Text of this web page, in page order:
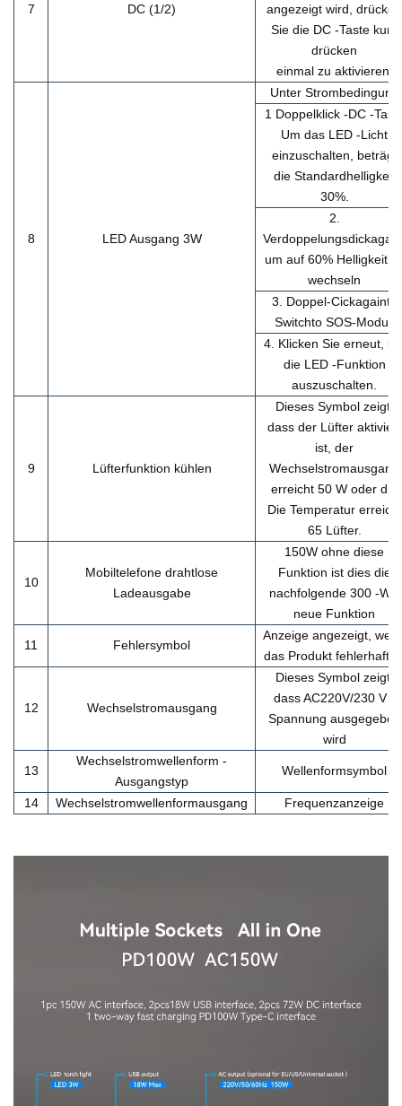
7 DC (1/2)
angezeigt wird, drücken
Sie die DC -Taste kurz
drücken
einmal zu aktivieren.
8 L ED Ausgang 3W
Unter Strombedingung
1 Doppelklick -DC -
Um das LED -Licht
einzuschalten, beträgt
die Standardhelligkeit
30%.
2.
um auf 60% Helligkeit
wechseln
3. Doppel-Cickagainto
Switchto SOS-Modus
4. Klicken Sie erneut,
die LED -Funktion
auszuschalten.
9 Lüfterfunktion kühlen
Dieses Symbol zeigt,
dass der Lüfter aktiviert
ist, der
Wechselstromausgang
erreicht 50 W oder die
Die Temperatur erreicht
65 Lüfter.
10
Mobiltelefone drahtlose
Ladeausgabe
150W ohne diese
Funktion ist dies die
nachfolgende 300 -W -
neue Funktion
11 Fehlersymbol
Anzeige angezeigt,
das Produkt fehlerhaft
12 Wechselstromausgang
Dieses Symbol zeigt,
dass AC220V/230 V -
Spannung ausgegeben
wird
13
Wechselstromwellenform -
Ausgangstyp
Wellenformsymbol
14 Wechselstromwellenformausgang Frequenzanzeige